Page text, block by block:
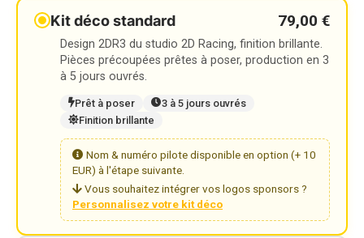
Kit déco standard 79,00 €
Design 2DR3 du studio 2D Racing, finition brillante.
Pièces précoupées prêtes à poser, production en 3
à 5 jours ouvrés.
Prêt à poser
3 à 5 jours ouvrés
Finition brillante
Nom & numéro pilote disponible en option (+ 10
EUR) à l'étape suivante.
Vous souhaitez intégrer vos logos sponsors ?
Personnalisez votre kit déco